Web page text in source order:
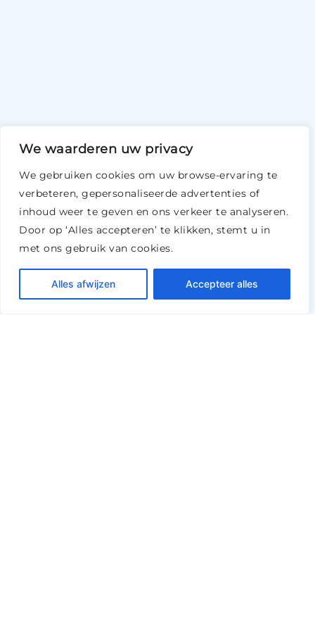
We waarderen uw privacy
We gebruiken cookies om uw browse-ervaring te
verbeteren, gepersonaliseerde advertenties of
inhoud weer te geven en ons verkeer te analyseren.
Door op ‘Alles accepteren’ te klikken, stemt u in
met ons gebruik van cookies.
Alles afwijzen Accepteer alles